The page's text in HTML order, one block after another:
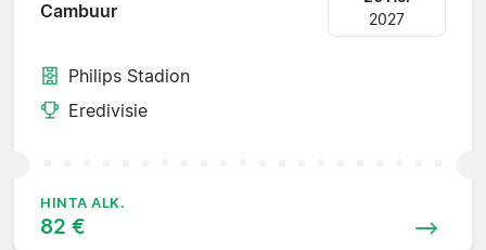
Cambuur
2027
Philips Stadion
Eredivisie
HINTA ALK.
82 €